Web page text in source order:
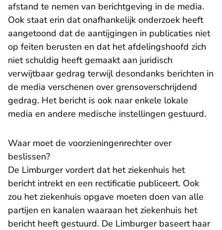
afstand te nemen van berichtgeving in de media.
Ook staat erin dat onafhankelijk onderzoek heeft
aangetoond dat de aantijgingen in publicaties niet
op feiten berusten en dat het afdelingshoofd zich
niet schuldig heeft gemaakt aan juridisch
verwijtbaar gedrag terwijl desondanks berichten in
de media verschenen over grensoverschrijdend
gedrag. Het bericht is ook naar enkele lokale
media en andere medische instellingen gestuurd.
Waar moet de voorzieningenrechter over
beslissen?
De Limburger vordert dat het ziekenhuis het
bericht intrekt en een rectificatie publiceert. Ook
zou het ziekenhuis opgave moeten doen van alle
partijen en kanalen waaraan het ziekenhuis het
bericht heeft gestuurd. De Limburger baseert haar